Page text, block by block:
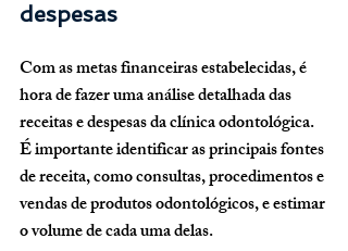
despesas
Com as metas financeiras estabelecidas, é
hora de fazer uma análise detalhada das
receitas e despesas da clínica odontológica.
É importante identificar as principais fontes
de receita, como consultas, procedimentos e
vendas de produtos odontológicos, e estimar
o volume de cada uma delas.